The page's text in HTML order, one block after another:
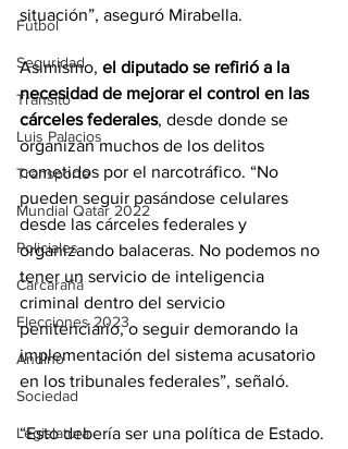
Fútbol
Seguridad
Tránsito
Luis Palacios
Transporte
Mundial Qatar 2022
Policiales
Carcarañá
Elecciones 2023
Andino
Sociedad
Legislatura
situación”, aseguró Mirabella.
Asimismo, el diputado se refirió a la
necesidad de mejorar el control en las
cárceles federales, desde donde se
organizan muchos de los delitos
cometidos por el narcotráfico. “No
pueden seguir pasándose celulares
desde las cárceles federales y
organizando balaceras. No podemos no
tener un servicio de inteligencia
criminal dentro del servicio
penitenciario, o seguir demorando la
implementación del sistema acusatorio
en los tribunales federales”, señaló.
“Esto debería ser una política de Estado.